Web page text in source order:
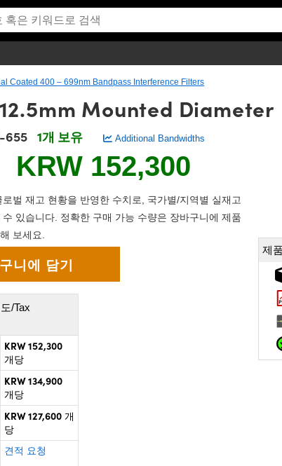
Coated 400 – 699nm Bandpass Interference Filters
Mounted Diameter
655 1개 보유 Additional Bandwidths
plus and minus buttons to adjust the quantity.
KRW 152,300
벌 재고 현황을 반영한 수치로, 국가별/지역별 실재고
있습니다. 정확한 구매 가능 수량은 장바구니에 제품
보세요.
/Tax
KRW 152,300
개당
KRW 134,900
개당
KRW 127,600 개
당
견적 요청
제